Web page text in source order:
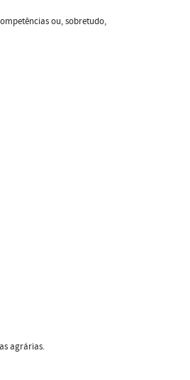
ou, sobretudo,
agrárias.